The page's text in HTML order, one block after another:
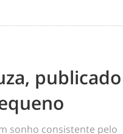
publicado
sonho consistente pelo